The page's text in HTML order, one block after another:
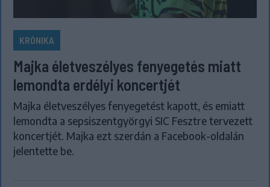
KRÓNIKA
Majka életveszélyes fenyegetés miatt
lemondta erdélyi koncertjét
Majka életveszélyes fenyegetést kapott, és emiatt
lemondta a sepsiszentgyörgyi SIC Fesztre tervezett
koncertjét. Majka ezt szerdán a Facebook-oldalán
jelentette be.